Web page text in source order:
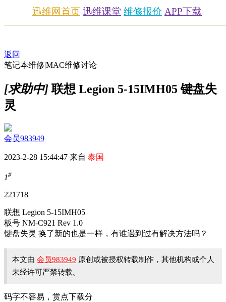
迅维网首页 迅维课堂 维修报价 APP下载
返回
笔记本维修|MAC维修讨论
[求助中]联想 Legion 5-15IMH05 键盘失
灵
会员983949
2023-2-28 15:44:47 来自 泰国
1#
221718
联想 Legion 5-15IMH05
板号 NM-C921 Rev 1.0
键盘失灵 换了新的也是一样，有谁遇到过有解决方法吗？
本文由 会员983949 原创或被授权转载制作，其他机构或个人
未经许可严禁转载。
码字不容易，赏点下载分